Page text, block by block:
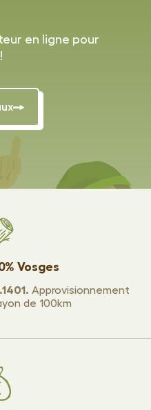
en ligne pour
Vosges
Approvisionnement
de 100km